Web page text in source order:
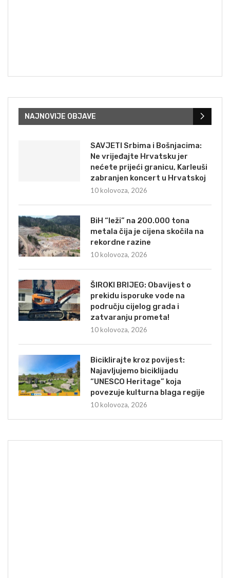
NAJNOVIJE OBJAVE
SAVJETI Srbima i Bošnjacima:
Ne vrijeđajte Hrvatsku jer
nećete prijeći granicu, Karleuši
zabranjen koncert u Hrvatskoj
10 kolovoza, 2026
BiH “leži” na 200.000 tona
metala čija je cijena skočila na
rekordne razine
10 kolovoza, 2026
ŠIROKI BRIJEG: Obavijest o
prekidu isporuke vode na
području cijelog grada i
zatvaranju prometa!
10 kolovoza, 2026
Biciklirajte kroz povijest:
Najavljujemo biciklijadu
“UNESCO Heritage” koja
povezuje kulturna blaga regije
10 kolovoza, 2026